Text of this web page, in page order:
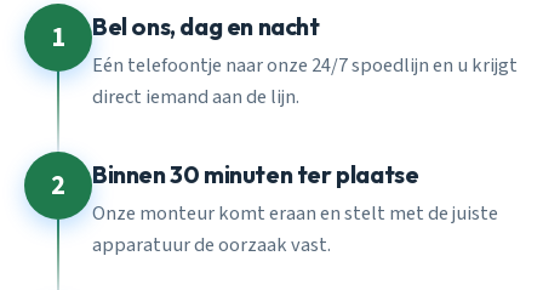
1 Bel ons, dag en nacht
Eén telefoontje naar onze 24/7 spoedlijn en u krijgt
direct iemand aan de lijn.
2 Binnen 30 minuten ter plaatse
Onze monteur komt eraan en stelt met de juiste
apparatuur de oorzaak vast.